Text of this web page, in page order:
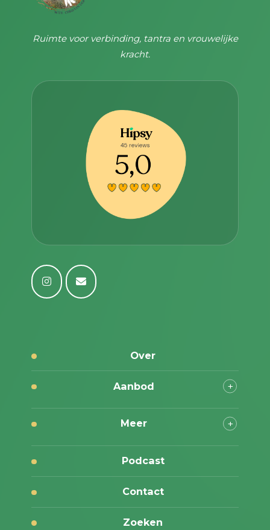
Ruimte voor verbinding, tantra en vrouwelijke
kracht.
Over
Aanbod
Meer
Podcast
Contact
Zoeken